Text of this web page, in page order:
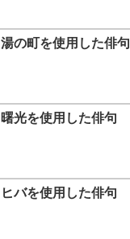
湯の町を使用した俳句
曙光を使用した俳句
ヒバを使用した俳句